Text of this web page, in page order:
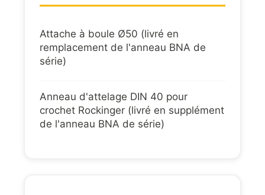
Attache à boule Ø50 (livré en
remplacement de l'anneau BNA de
série)
Anneau d'attelage DIN 40 pour
crochet Rockinger (livré en supplément
de l'anneau BNA de série)